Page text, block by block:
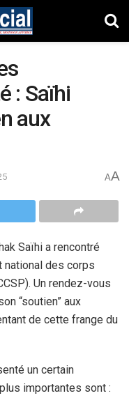
: Saïhi
aux
AA
Saïhi a rencontré
national des corps
Un rendez-vous
“soutien” aux
de cette frange du
un certain
importantes sont :